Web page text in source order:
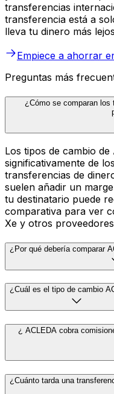
transferencias
transferencia está a
lleva tu dinero más
Empiece a ahorrar
Preguntas más
¿Cómo se comparan los
Los tipos de cambio
significativamente de
transferencias de
suelen añadir un
tu destinatario puede
comparativa para ver
Xe y otros
¿Por qué debería comparar
¿Cuál es el tipo de cambio
¿ ACLEDA cobra
¿Cuánto tarda una